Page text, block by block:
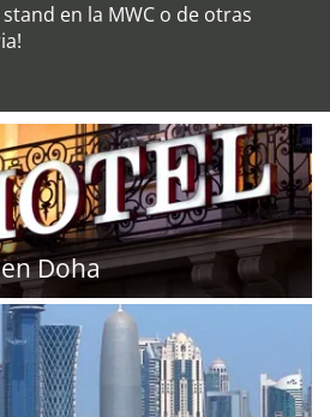
en la MWC o de otras
Doha